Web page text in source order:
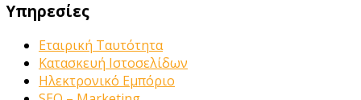
Υπηρεσίες
Εταιρική Ταυτότητα
Κατασκευή Ιστοσελίδων
Ηλεκτρονικό Εμπόριο